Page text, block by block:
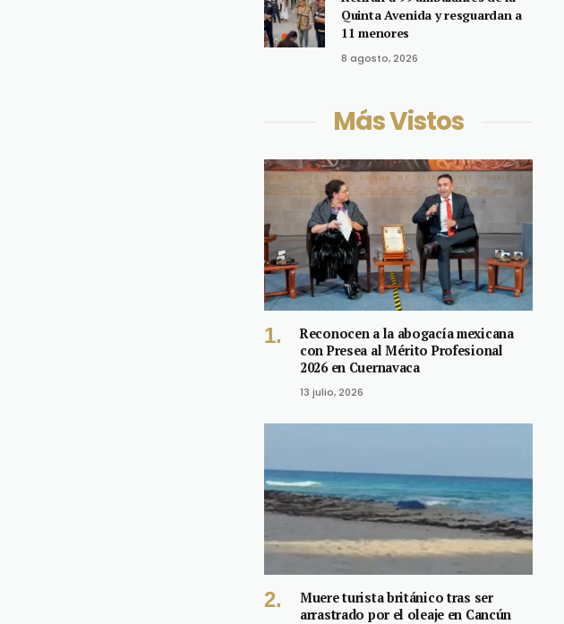
Quinta Avenida y resguardan a
11 menores
8 agosto, 2026
Más Vistos
Reconocen a la abogacía mexicana
con Presea al Mérito Profesional
2026 en Cuernavaca
13 julio, 2026
Muere turista británico tras ser
arrastrado por el oleaje en Cancún